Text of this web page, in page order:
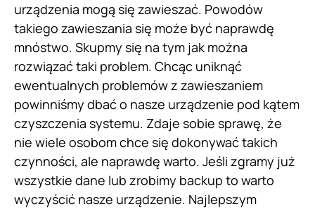
urządzenia mogą się zawieszać. Powodów
takiego zawieszania się może być naprawdę
mnóstwo. Skupmy się na tym jak można
rozwiązać taki problem. Chcąc uniknąć
ewentualnych problemów z zawieszaniem
powinniśmy dbać o nasze urządzenie pod kątem
czyszczenia systemu. Zdaje sobie sprawę, że
nie wiele osobom chce się dokonywać takich
czynności, ale naprawdę warto. Jeśli zgramy już
wszystkie dane lub zrobimy backup to warto
wyczyścić nasze urządzenie. Najlepszym